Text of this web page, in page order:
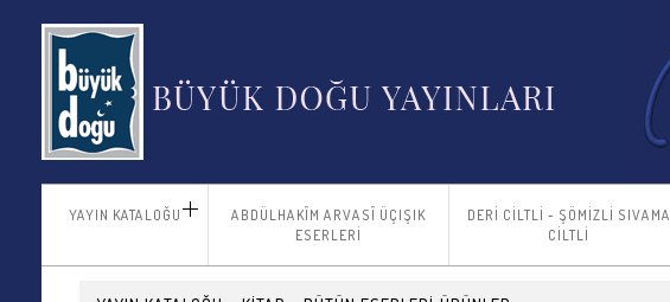
YAYIN KATALOĞU
ABDÜLHAKÎM ARVASÎ ÜÇIŞIK
ESERLERİ
DERİ CİLTLİ - ŞÖMİZLİ SIVAMA
CİLTLİ